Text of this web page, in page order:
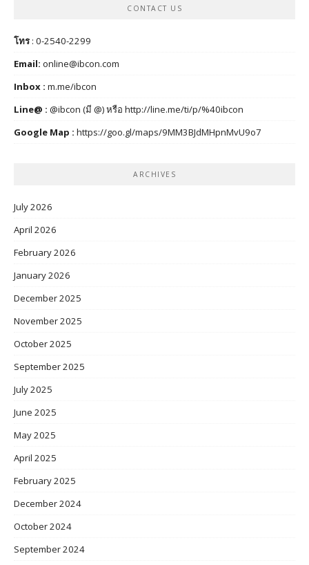
CONTACT US
โทร: 0-2540-2299
Email: online@ibcon.com
Inbox : m.me/ibcon
Line@ : @ibcon (มี @) หรือ http://line.me/ti/p/%40ibcon
Google Map : https://goo.gl/maps/9MM3BJdMHpnMvU9o7
ARCHIVES
July 2026
April 2026
February 2026
January 2026
December 2025
November 2025
October 2025
September 2025
July 2025
June 2025
May 2025
April 2025
February 2025
December 2024
October 2024
September 2024